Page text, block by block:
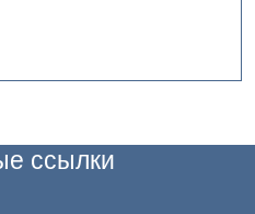
ссылки